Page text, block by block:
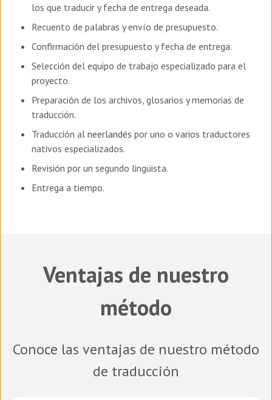
los que traducir y fecha de entrega deseada.
Recuento de palabras y envío de presupuesto.
Confirmación del presupuesto y fecha de entrega.
Selección del equipo de trabajo especializado para el
proyecto.
Preparación de los archivos, glosarios y memorias de
traducción.
Traducción al neerlandés por uno o varios traductores
nativos especializados.
Revisión por un segundo lingüista.
Entrega a tiempo.
Ventajas de nuestro
método
Conoce las ventajas de nuestro método
de traducción